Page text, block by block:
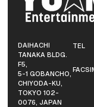
DAIHACHI
TANAKA BLDG.
F5,
5-1 GOBANCHO,
CHIYODA-KU,
TOKYO 102-
0076, JAPAN
TEL